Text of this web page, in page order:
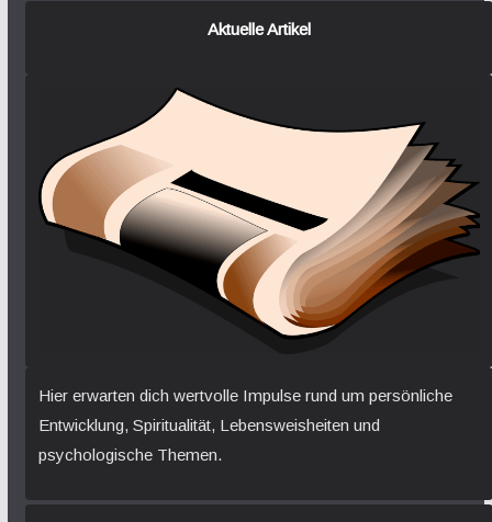
Aktuelle Artikel
Hier erwarten dich wertvolle Impulse rund um persönliche
Entwicklung, Spiritualität, Lebensweisheiten und
psychologische Themen.